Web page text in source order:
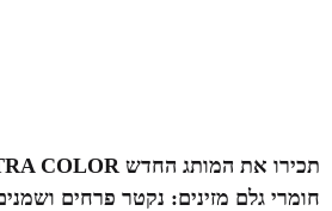
חומרי גלם מזינים: נקטר פרחים